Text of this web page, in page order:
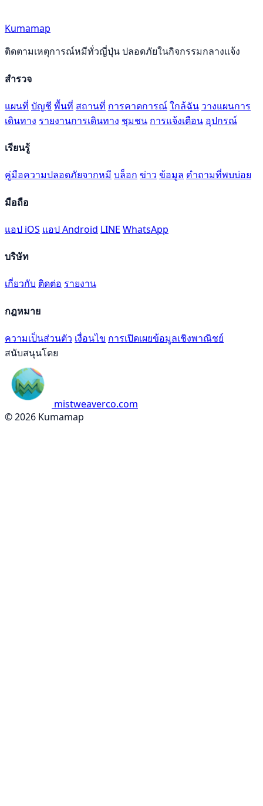
Kumamap
ติดตามเหตุการณ์หมีทั่วญี่ปุ่น ปลอดภัยในกิจกรรมกลางแจ้ง
สำรวจ
แผนที่ บัญชี พื้นที่ สถานที่ การคาดการณ์ใกล้ฉัน วางแผนการ
เดินทาง รายงานการเดินทาง ชุมชน การแจ้งเตือน อุปกรณ์
เรียนรู้
คู่มือความปลอดภัยจากหมี บล็อก ข่าว ข้อมูล คำถามที่พบบ่อย
มือถือ
แอป iOS แอป Android LINE WhatsApp
บริษัท
เกี่ยวกับ ติดต่อ รายงาน
กฎหมาย
ความเป็นส่วนตัว เงื่อนไข การเปิดเผยข้อมูลเชิงพาณิชย์
สนับสนุนโดย
mistweaverco.com
© 2026 Kumamap